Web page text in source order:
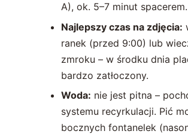
A), ok. 5–7 minut spacerem.
Najlepszy czas na zdjęcia:
ranek (przed 9:00) lub
zmroku – w środku dnia
bardzo zatłoczony.
Woda: nie jest pitna –
systemu recyrkulacji. Pić
bocznych fontanelek